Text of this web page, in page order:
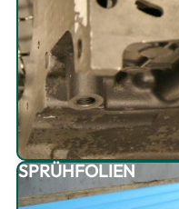
SPRÜHFOLIEN